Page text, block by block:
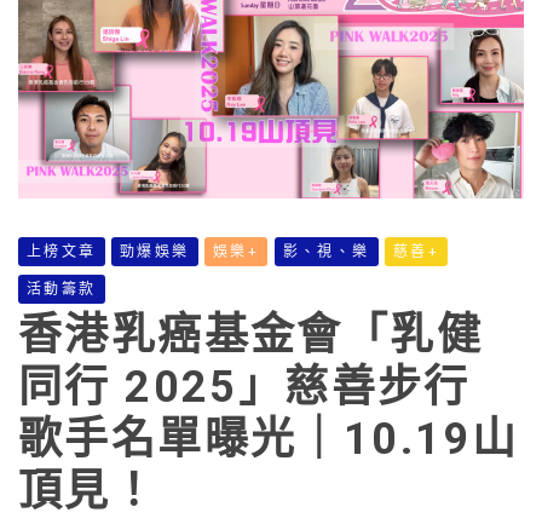
上榜文章 勁爆娛樂 娛樂+ 影、視、樂 慈善+
活動籌款
香港乳癌基金會「乳健
同行 2025」慈善步行
歌手名單曝光｜10.19山
頂見！